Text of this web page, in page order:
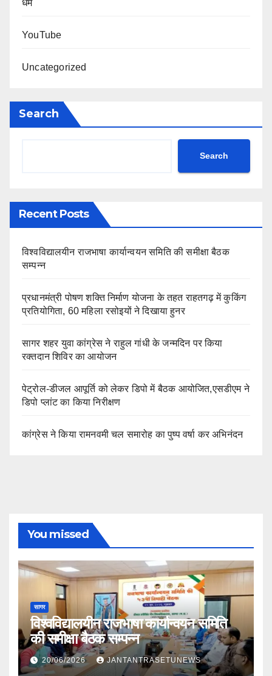
धर्म
YouTube
Uncategorized
Search
Search
Recent Posts
विश्वविद्यालयीन राजभाषा कार्यान्वयन समिति की समीक्षा बैठक
सम्पन्न
प्रधानमंत्री पोषण शक्ति निर्माण योजना के तहत राहतगढ़ में कुकिंग
प्रतियोगिता, 60 महिला रसोइयों ने दिखाया हुनर
सागर शहर युवा कांग्रेस ने राहुल गांधी के जन्मदिन पर किया
रक्तदान शिविर का आयोजन
पेट्रोल-डीजल आपूर्ति को लेकर डिपो में बैठक आयोजित,एसडीएम ने
डिपो प्लांट का किया निरीक्षण
कांग्रेस ने किया रामनवमी चल समारोह का पुष्प वर्षा कर अभिनंदन
You missed
सागर
विश्वविद्यालयीन राजभाषा कार्यान्वयन समिति
की समीक्षा बैठक सम्पन्न
20/06/2026 JANTANTRASETUNEWS